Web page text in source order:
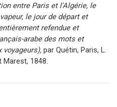
entre Paris et l'Algérie, le
le jour de départ et
refendue et
arabe des mots et
par Quétin, Paris, L.
1848.